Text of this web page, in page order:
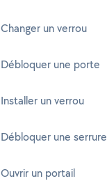
Changer un verrou
Débloquer une porte
Installer un verrou
Débloquer une serrure
Ouvrir un portail